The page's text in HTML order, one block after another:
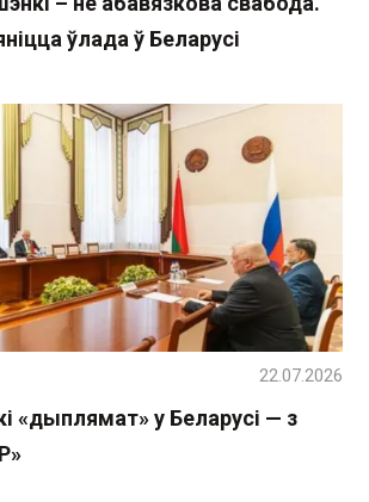
ўлада ў Беларусі
«дыплямат» у Беларусі — з
22.07.2026